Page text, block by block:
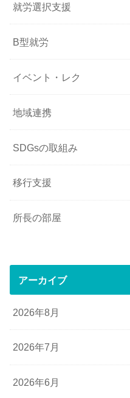
就労選択支援
B型就労
イベント・レク
地域連携
SDGsの取組み
移行支援
所長の部屋
アーカイブ
2026年8月
2026年7月
2026年6月